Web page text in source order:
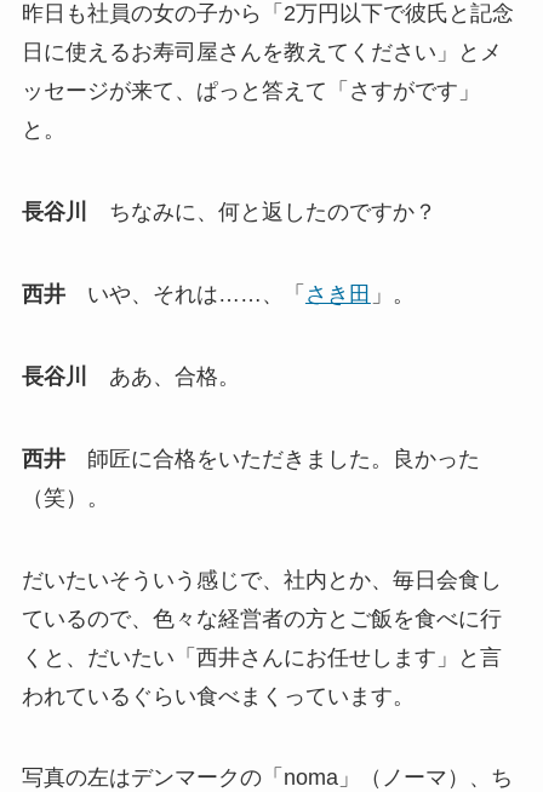
昨日も社員の女の子から「2万円以下で彼氏と記念
日に使えるお寿司屋さんを教えてください」とメ
ッセージが来て、ぱっと答えて「さすがです」
と。
長谷川 ちなみに、何と返したのですか？
西井いや、それは……、「 さき田 」。
長谷川 ああ、合格。
西井師匠に合格をいただきました。良かった
（笑）。
だいたいそういう感じで、社内とか、毎日会食し
ているので、色々な経営者の方とご飯を食べに行
くと、だいたい「西井さんにお任せします」と言
われているぐらい食べまくっています。
写真の左はデンマークの「noma」（ノーマ）、ち